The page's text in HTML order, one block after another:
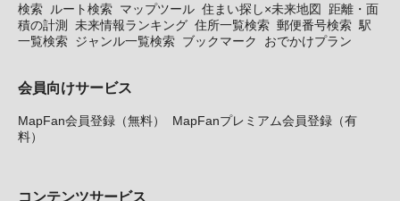
検索 ルート検索 マップツール 住まい探し×未来地図
距離・面
積の計測 未来情報ランキング 住所一覧検索 郵便番号検索 駅
一覧検索 ジャンル一覧検索 ブックマーク おでかけプラン
会員向けサービス
MapFan会員登録（無料）
MapFanプレミアム会員登録（有
料）
コンテンツサービス